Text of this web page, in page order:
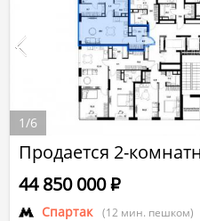
Продается 2-
Спартак (12 мин. пешком)
44 850 000Р
1/6